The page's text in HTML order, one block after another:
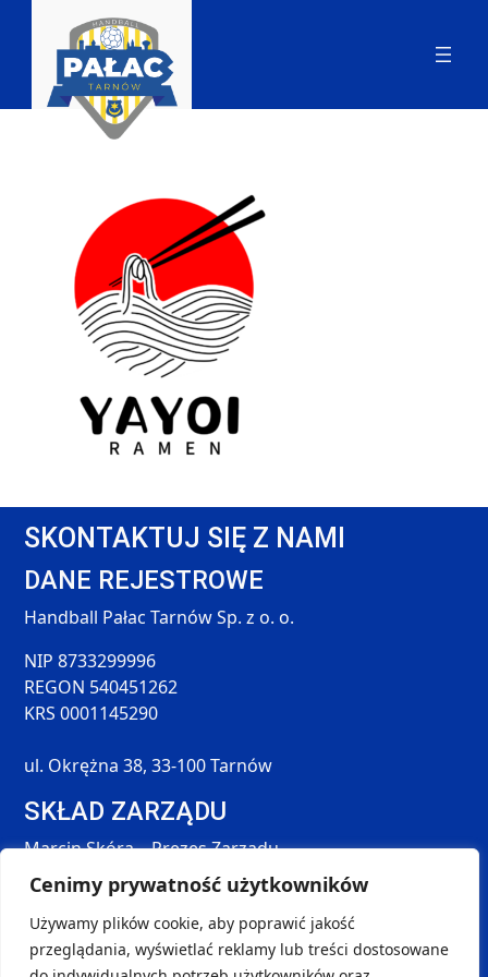
Cenimy prywatność użytkowników
Używamy plików cookie, aby poprawić jakość
przeglądania, wyświetlać reklamy lub treści dostosowane
SKONTAKTUJ SIĘ Z NAMI
DANE REJESTROWE
Handball Pałac Tarnów Sp. z o. o.
NIP 8733299996
REGON 540451262
KRS 0001145290
ul. Okrężna 38, 33-100 Tarnów
SKŁAD ZARZĄDU
Marcin Skóra – Prezes Zarządu
Maciej Hołda – Członek Zarządu
Tomasz Śmieszek – Członek Zarządu
DANE KONTAKTOWE
SOCIAL MEDIA